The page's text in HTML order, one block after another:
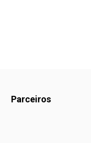
Parceiros